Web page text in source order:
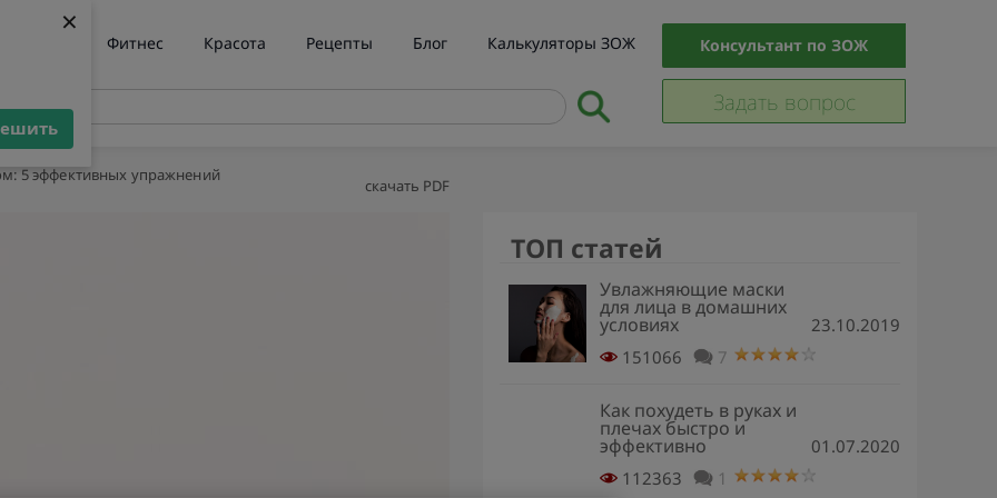
×
×
веса Фитнес Красота Рецепты Блог Калькуляторы ЗОЖ Консультант по ЗОЖ
Задать вопрос
5 эффективных упражнений
скачать PDF
ТОП статей
Увлажняющие маски
для лица в домашних
условиях
23.10.2019
151066
7
Как похудеть в руках и
плечах быстро и
эффективно
01.07.2020
112363
1